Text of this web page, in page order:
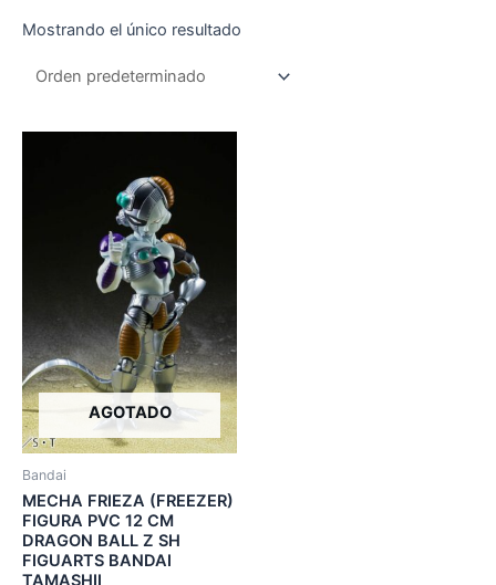
Mostrando el único resultado
AGOTADO
Bandai
MECHA FRIEZA (FREEZER)
FIGURA PVC 12 CM
DRAGON BALL Z SH
FIGUARTS BANDAI
TAMASHII